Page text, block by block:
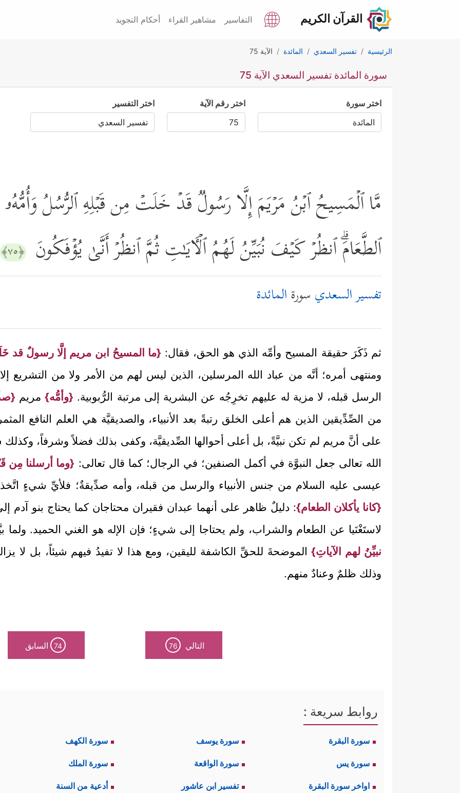
القرآن الكريم التفاسير مشاهير القراء أحكام التجويد
الرئيسية تفسير السعدي المائدة الآية 75
سورة المائدة تفسير السعدي الآية 75
اختر سورة اختر رقم الآية اختر التفسير
مَّا ٱلۡمَسِیحُ ٱبۡنُ مَرۡیَمَ إِلَّا رَسُولࣱ قَدۡ خَلَتۡ مِن قَبۡلِهِ ٱلرُّسُلُ
ٱلطَّعَامَۗ ٱنظُرۡ كَیۡفَ نُبَیِّنُ لَهُمُ ٱلۡـَٔایَـٰتِ ثُمَّ ٱنظُرۡ أَنَّىٰ یُؤۡفَكُونَ ﴿٧٥﴾
تفسير السعدي سورةالمائدة
ثم ذَكَرَ حقيقة المسيح وأمِّه الذي هو الحق، فقال: {ما المسيحُ ابن مريم إلَّا رسولٌ قد
ومنتهى أمره؛ أنَّه من عباد الله المرسلين، الذين ليس لهم من الأمر ولا من التشريع
الرسل قبله، لا مزية له عليهم تخرِجُه عن البشرية إلى مرتبة الرُّبوبية. {وأمُّه}مريم
من الصِّدِّيقين الذين هم أعلى الخلق رتبةً بعد الأنبياء، والصديقيَّة هي العلم النافع
على أنَّ مريم لم تكن نبيَّةً، بل أعلى أحوالها الصِّديقيَّة، وكفى بذلك فضلاً وشرفاً، وكذلك
الله تعالى جعل النبوَّة في أكمل الصنفين؛ في الرجال؛ كما قال تعالى: {وما أرسلنا مِن
عيسى عليه السلام من جنس الأنبياء والرسل من قبله، وأمه صدِّيقةٌ؛ فلأيِّ شيءٍ
{كانا يأكلان الطعام}: دليلٌ ظاهر على أنهما عبدان فقيران محتاجان كما يحتاج بنو آدم
لاستَغْنَيا عن الطعام والشراب، ولم يحتاجا إلى شيءٍ؛ فإن الإله هو الغني الحميد. ولما
نبيِّنُ لهم الآياتِ}الموضحةَ للحقِّ الكاشفة لليقين، ومع هذا لا تفيدُ فيهم شيئاً، بل لا
وذلك ظلمٌ وعنادٌ منهم.
التالي 76
74 السابق
روابط سريعة :
سورة البقرة سورة يوسف سورة الكهف
سورة يس سورة الواقعة سورة الملك
اواخر سورة البقرة تفسير ابن عاشور أدعية من السنة